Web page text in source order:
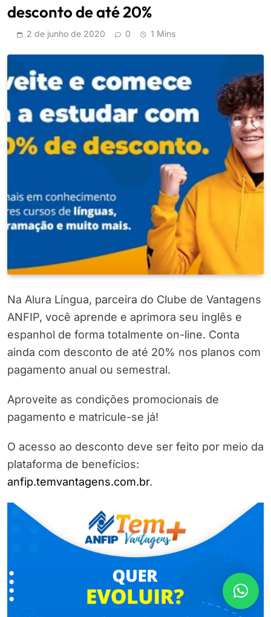
desconto de até 20%
2 de junho de 2020 0 1 Mins
Na Alura Língua, parceira do Clube de Vantagens
ANFIP, você aprende e aprimora seu inglês e
espanhol de forma totalmente on-line. Conta
ainda com desconto de até 20% nos planos com
pagamento anual ou semestral.
Aproveite as condições promocionais de
pagamento e matricule-se já!
O acesso ao desconto deve ser feito por meio da
plataforma de benefícios:
anfip.temvantagens.com.br.